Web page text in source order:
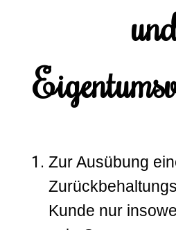
Zur Ausübung
Kunde nur